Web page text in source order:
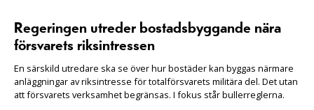
Regeringen utreder bostadsbyggande nära
försvarets riksintressen
En särskild utredare ska se över hur bostäder kan byggas närmare
anläggningar av riksintresse för totalförsvarets militära del. Det utan
att försvarets verksamhet begränsas. I fokus står bullerreglerna.